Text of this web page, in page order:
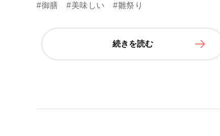
#御膳
#美味しい #雛祭り
続きを読む